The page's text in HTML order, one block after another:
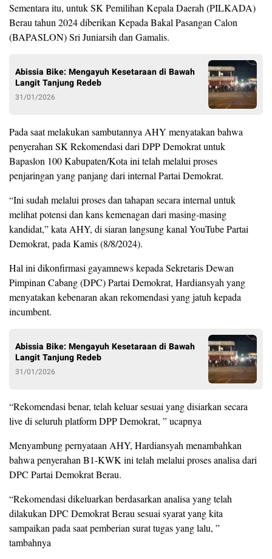
Sementara itu, untuk SK Pemilihan Kepala Daerah (PILKADA)
Berau tahun 2024 diberikan Kepada Bakal Pasangan Calon
(BAPASLON) Sri Juniarsih dan Gamalis.
Abissia Bike: Mengayuh Kesetaraan di Bawah
Langit Tanjung Redeb
31/01/2026
Pada saat melakukan sambutannya AHY menyatakan bahwa
penyerahan SK Rekomendasi dari DPP Demokrat untuk
Bapaslon 100 Kabupaten/Kota ini telah melalui proses
penjaringan yang panjang dari internal Partai Demokrat.
“Ini sudah melalui proses dan tahapan secara internal untuk
melihat potensi dan kans kemenagan dari masing-masing
kandidat,” kata AHY, di siaran langsung kanal YouTube Partai
Demokrat, pada Kamis (8/8/2024).
Hal ini dikonfirmasi gayamnews kepada Sekretaris Dewan
Pimpinan Cabang (DPC) Partai Demokrat, Hardiansyah yang
menyatakan kebenaran akan rekomendasi yang jatuh kepada
incumbent.
Abissia Bike: Mengayuh Kesetaraan di Bawah
Langit Tanjung Redeb
31/01/2026
“Rekomendasi benar, telah keluar sesuai yang disiarkan secara
live di seluruh platform DPP Demokrat, ” ucapnya
Menyambung pernyataan AHY, Hardiansyah menambahkan
bahwa penyerahan B1-KWK ini telah melalui proses analisa dari
DPC Partai Demokrat Berau.
“Rekomendasi dikeluarkan berdasarkan analisa yang telah
dilakukan DPC Demokrat Berau sesuai syarat yang kita
sampaikan pada saat pemberian surat tugas yang lalu, ”
tambahnya